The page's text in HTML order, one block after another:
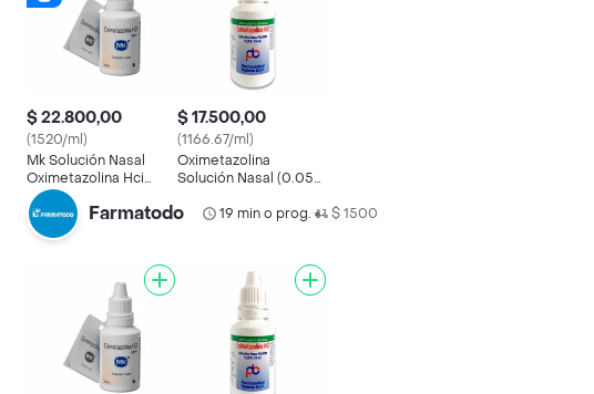
$ 22.800,00
(1520/ml)
Mk Solución Nasal
Oximetazolina Hci
(0.05 %) 15 mL
$ 17.500,00
(1166.67/ml)
Oximetazolina
Solución Nasal (0.05
Farmatodo 19 min o prog.• $ 1500